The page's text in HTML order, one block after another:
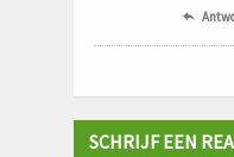

SCHRIJF EEN